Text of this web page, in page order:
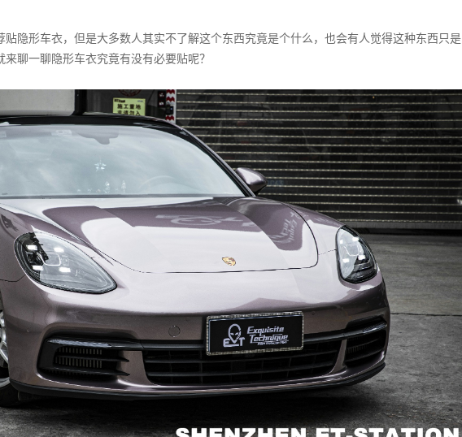
贴隐形车衣，但是大多数人其实不了解这个东西究竟是个什么，也会有人觉得这种东西只是
聊一聊隐形车衣究竟有没有必要贴呢？